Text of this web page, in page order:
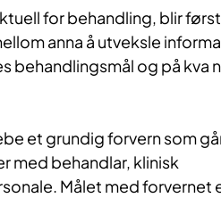
for behandling, blir først
anna å utveksle
behandlingsmål og på kva
et grundig forvern som
med behandlar, klinisk
Målet med forvernet